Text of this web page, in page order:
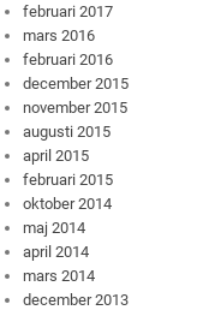
februari 2017
mars 2016
februari 2016
december 2015
november 2015
augusti 2015
april 2015
februari 2015
oktober 2014
maj 2014
april 2014
mars 2014
december 2013